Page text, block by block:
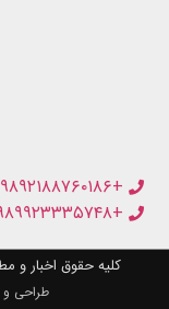
+۹۸۹۲۱۸۸۷۶۰۱۸۶
+۹۸۹۹۲۳۳۳۵۷۴۸
کلیه حقوق اخبار و
طراحی و